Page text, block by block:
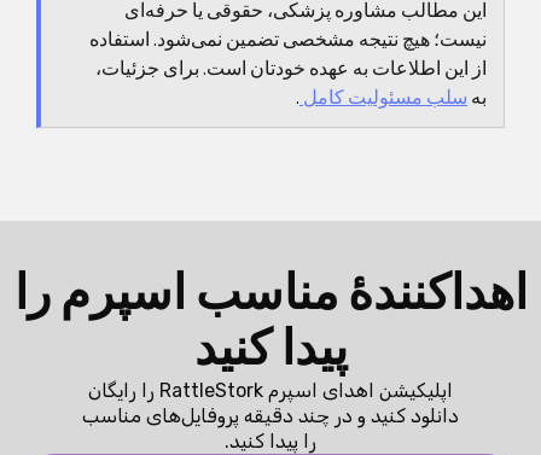
دارد.
این مطالب مشاوره پزشکی، حقوقی یا حرفه‌ای
نیست؛ هیچ نتیجه مشخصی تضمین نمی‌شود. استفاده
از این اطلاعات به عهده خودتان است. برای جزئیات،
بهسلب مسئولیت کامل.
اهداکنندهٔ مناسب اسپرم را
پیدا کنید
اپلیکیشن اهدای اسپرم RattleStork را رایگان
دانلود کنید و در چند دقیقه پروفایل‌های مناسب
را پیدا کنید.